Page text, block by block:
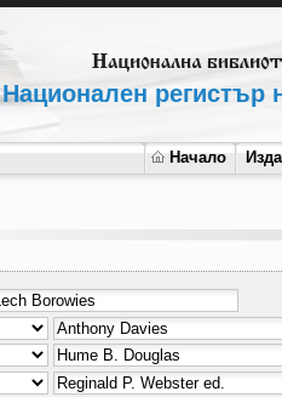
Национален регистър
Начало